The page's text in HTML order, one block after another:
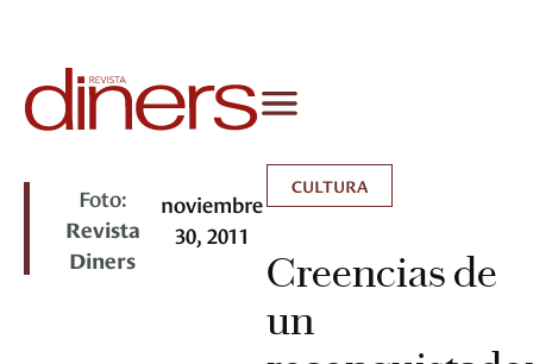
Foto:
Revista
Diners
noviembre
30, 2011
CULTURA
Creencias de
un